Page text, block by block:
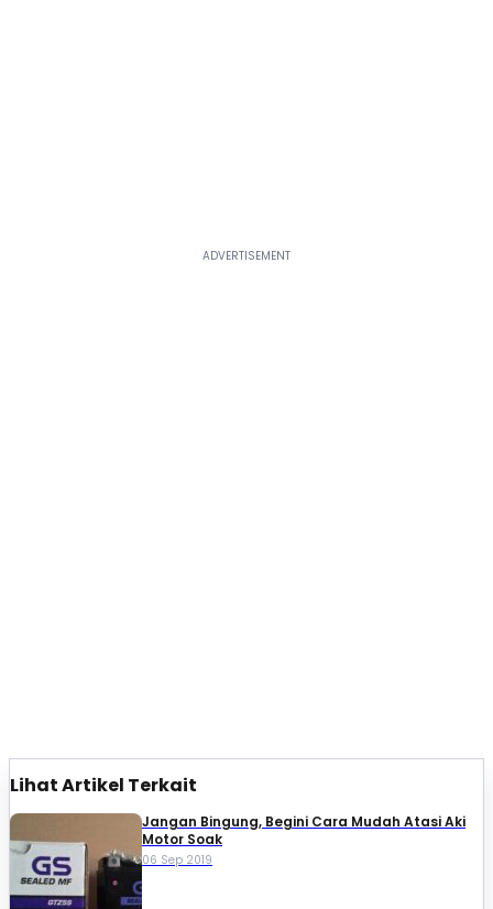
Lihat Artikel Terkait
Jangan Bingung, Begini Cara Mudah Atasi Aki
Motor Soak
06 Sep 2019